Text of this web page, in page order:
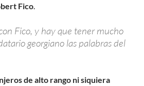
Fico.
Fico, y hay que tener mucho
georgiano las palabras del
de alto rango ni siquiera